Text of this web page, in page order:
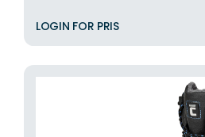
LOGIN FOR PRIS